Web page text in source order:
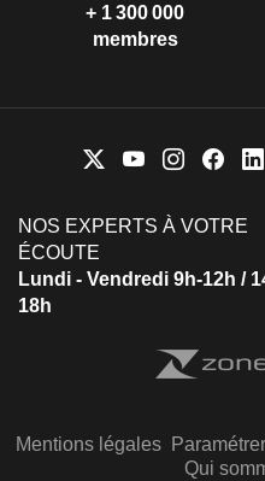
+ 1 300 000
membres
NOS EXPERTS À VOTRE
ÉCOUTE
Lundi - Vendredi 9h-12h /
18h
Mentions légales
Qui